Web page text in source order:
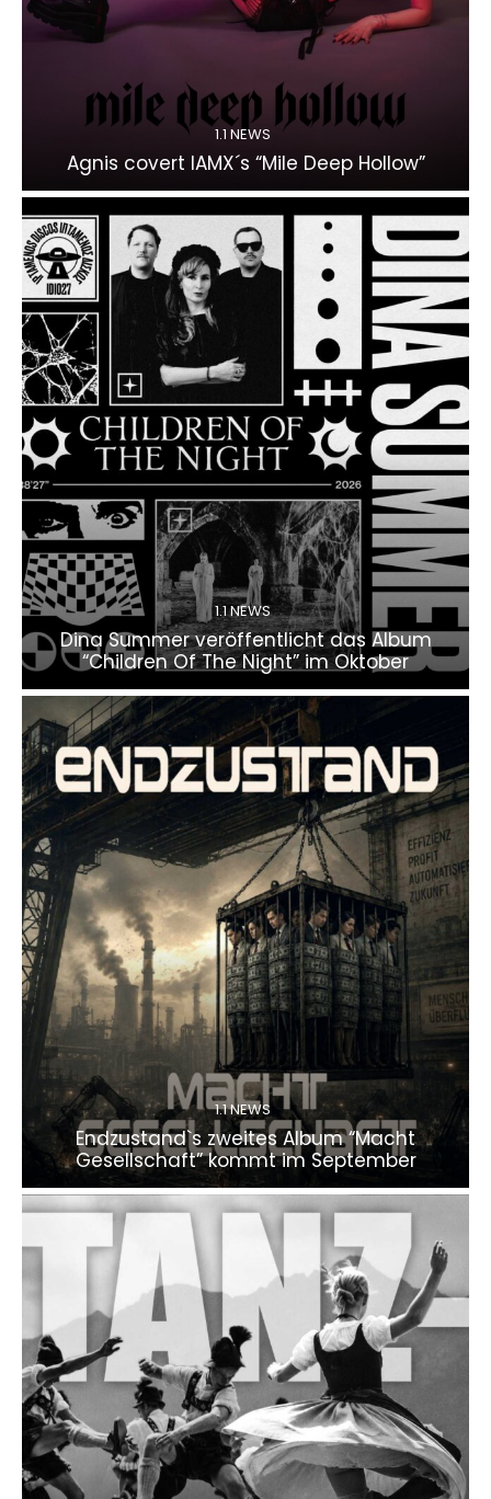
1.1 NEWS
Agnis covert IAMX´s “Mile Deep Hollow”
1.1 NEWS
Dina Summer veröffentlicht das Album
“Children Of The Night” im Oktober
1.1 NEWS
Endzustand`s zweites Album “Macht
Gesellschaft” kommt im September